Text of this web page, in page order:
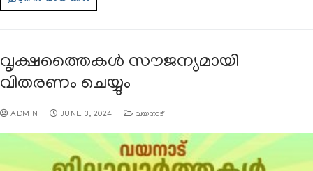
വൃക്ഷത്തൈകൾ സൗജന്യമായി
വിതരണം ചെയ്യും
ADMIN JUNE 3, 2024 വയനാട്